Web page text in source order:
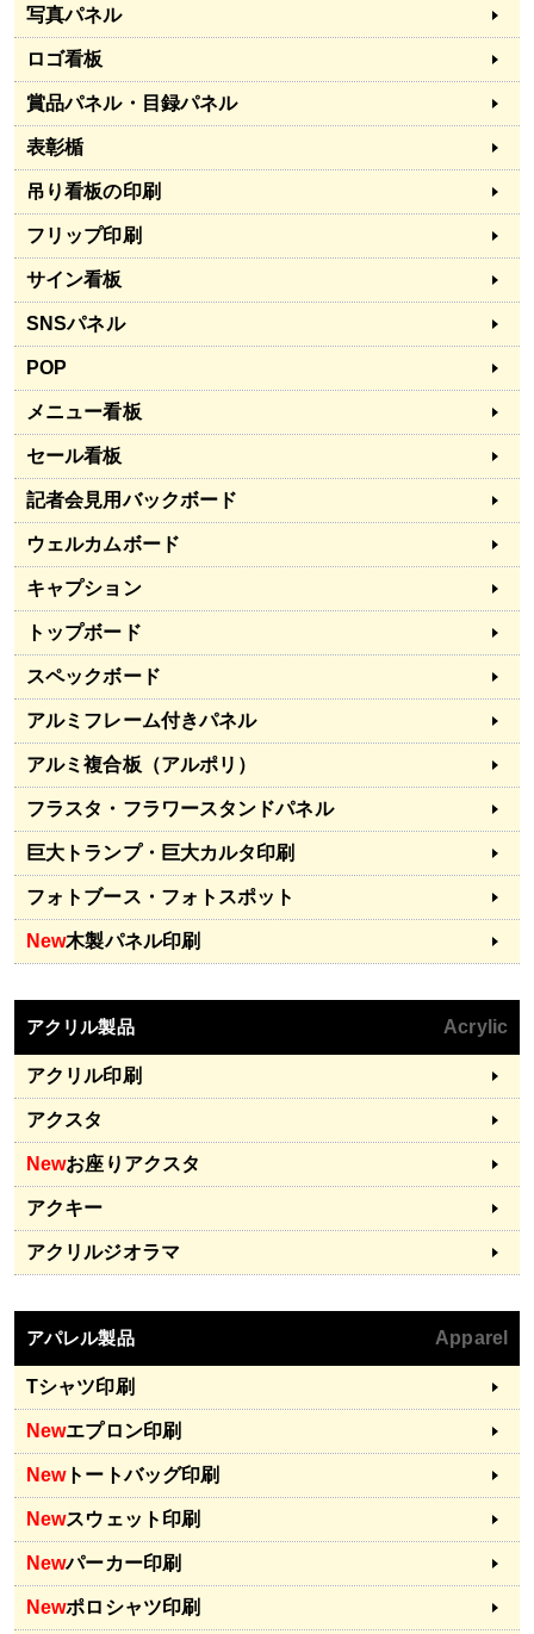
写真パネル
ロゴ看板
賞品パネル・目録パネル
表彰楯
吊り看板の印刷
フリップ印刷
サイン看板
SNSパネル
POP
メニュー看板
セール看板
記者会見用バックボード
ウェルカムボード
キャプション
トップボード
スペックボード
アルミフレーム付きパネル
アルミ複合板（アルポリ）
フラスタ・フラワースタンドパネル
巨大トランプ・巨大カルタ印刷
フォトブース・フォトスポット
New木製パネル印刷
アクリル製品 Acrylic
アクリル印刷
アクスタ
Newお座りアクスタ
アクキー
アクリルジオラマ
アパレル製品 Apparel
Tシャツ印刷
Newエプロン印刷
Newトートバッグ印刷
Newスウェット印刷
Newパーカー印刷
Newポロシャツ印刷